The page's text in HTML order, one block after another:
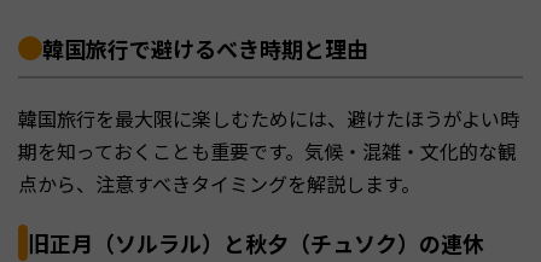
韓国旅行で避けるべき時期と理由
韓国旅行を最大限に楽しむためには、避けたほうがよい時
期を知っておくことも重要です。気候・混雑・文化的な観
点から、注意すべきタイミングを解説します。
旧正月（ソルラル）と秋夕（チュソク）の連休